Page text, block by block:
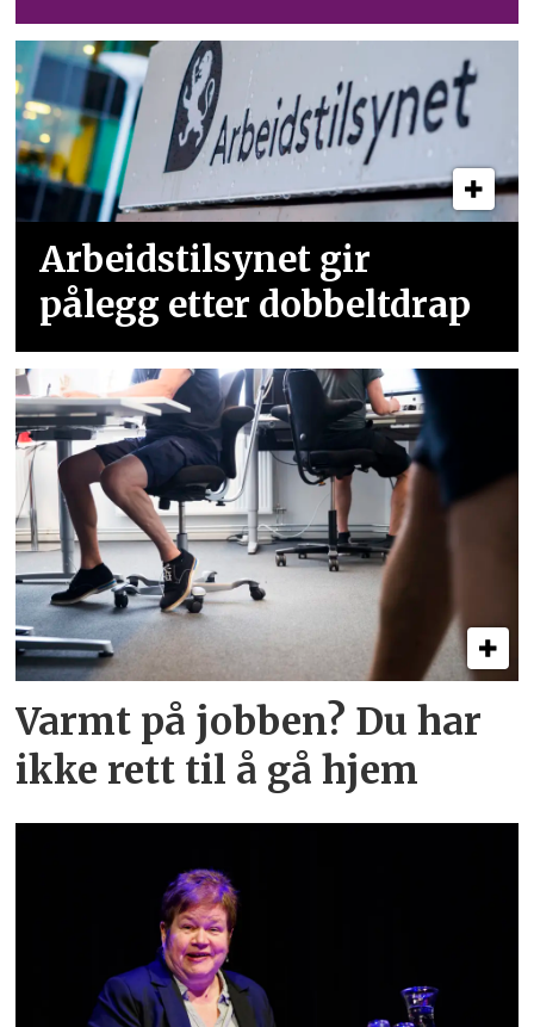
Arbeidstilsynet gir
pålegg etter dobbeltdrap
Varmt på jobben? Du har
ikke rett til å gå hjem